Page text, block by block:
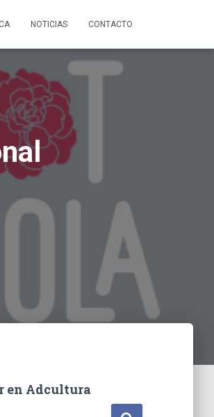
NOTICIAS CONTACTO
en Adcultura